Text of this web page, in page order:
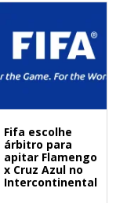
Fifa escolhe
árbitro para
apitar Flamengo
x Cruz Azul no
Intercontinental